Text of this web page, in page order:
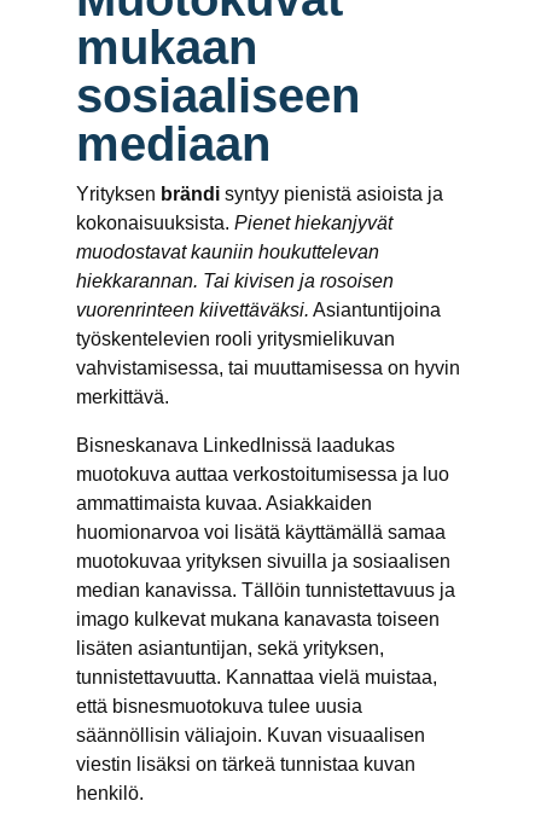
mukaan
sosiaaliseen
mediaan
Yrityksen brändisyntyy pienistä asioista ja
kokonaisuuksista. Pienet hiekanjyvät
muodostavat kauniin houkuttelevan
hiekkarannan. Tai kivisen ja rosoisen
vuorenrinteen kiivettäväksi. Asiantuntijoina
työskentelevien rooli yritysmielikuvan
vahvistamisessa, tai muuttamisessa on hyvin
merkittävä.
Bisneskanava LinkedInissä laadukas
muotokuva auttaa verkostoitumisessa ja luo
ammattimaista kuvaa. Asiakkaiden
huomionarvoa voi lisätä käyttämällä samaa
muotokuvaa yrityksen sivuilla ja sosiaalisen
median kanavissa. Tällöin tunnistettavuus ja
imago kulkevat mukana kanavasta toiseen
lisäten asiantuntijan, sekä yrityksen,
tunnistettavuutta. Kannattaa vielä muistaa,
että bisnesmuotokuva tulee uusia
säännöllisin väliajoin. Kuvan visuaalisen
viestin lisäksi on tärkeä tunnistaa kuvan
henkilö.